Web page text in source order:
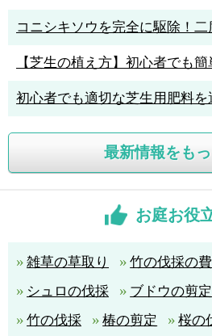
最新情報をも
お庭お役
雑草の草取り 竹の伐採の
シュロの伐採
ブドウの剪定
竹の伐採
椿の剪定 桜の